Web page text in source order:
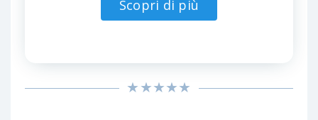
Scopri di più